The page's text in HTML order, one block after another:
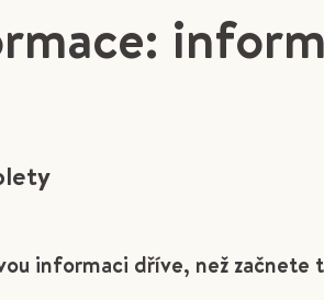
informaci dříve, než začnete